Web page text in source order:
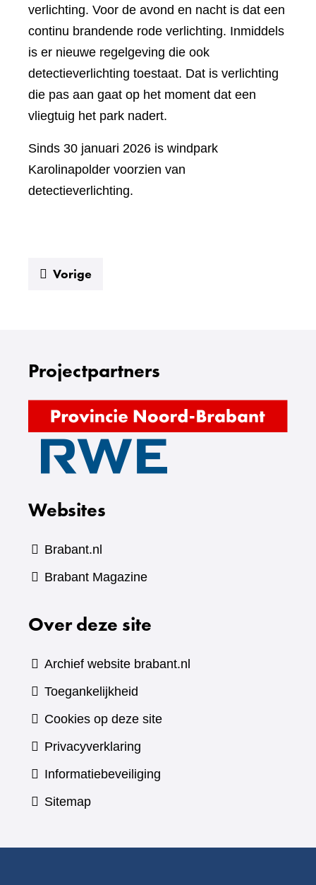
verlichting. Voor de avond en nacht is dat een
continu brandende rode verlichting. Inmiddels
is er nieuwe regelgeving die ook
detectieverlichting toestaat. Dat is verlichting
die pas aan gaat op het moment dat een
vliegtuig het park nadert.
Sinds 30 januari 2026 is windpark
Karolinapolder voorzien van
detectieverlichting.
Vorige:
Projectpartners
naar
naar
Websites
Brabant.nl
Brabant Magazine(verwijst
website)
Over deze site
Archief website brabant.nl
Toegankelijkheid
Cookies op deze site
Privacyverklaring
Informatiebeveiliging
Sitemap